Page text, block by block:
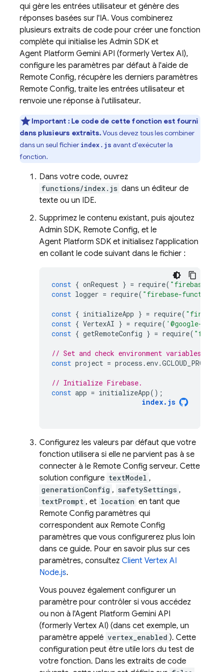
qui gère les entrées utilisateur et génère des
réponses basées sur l'IA. Vous combinerez
plusieurs extraits de code pour créer une fonction
complète qui initialise les Admin SDK et
Agent Platform Gemini API (formerly Vertex AI),
configure les paramètres par défaut à l'aide de
Remote Config, récupère les derniers paramètres
Remote Config, traite les entrées utilisateur et
renvoie une réponse à l'utilisateur.
Important : Le code de cette fonction est fourni
dans plusieurs extraits.Vous devez tous les combiner
dans un seul fichier index.js avant d'exécuter la
fonction.
Dans votre code, ouvrez
functions/index.js dans un éditeur de
texte ou un IDE.
Supprimez le contenu existant, puis ajoutez
Admin SDK, Remote Config, et le
Agent Platform SDK et initialisez l'application
en collant le code suivant dans le fichier :
const { onRequest } = require( "firebase-
const logger = require( "firebase-
const { initializeApp } = require(
const { VertexAI } = require( '@google-
const { getRemoteConfig } = require(
// Set and check environment variables.
const project = process . env.GCLOUD_PROJECT
// Initialize Firebase.
const app = initializeApp();
index. js
Configurez les valeurs par défaut que votre
fonction utilisera si elle ne parvient pas à se
connecter à le Remote Config serveur. Cette
solution configure textModel ,
generationConfig , safetySettings ,
textPrompt , et location en tant que
Remote Config paramètres qui
correspondent aux Remote Config
paramètres que vous configurerez plus loin
dans ce guide. Pour en savoir plus sur ces
paramètres, consultez Client Vertex AI
Node.js.
Vous pouvez également configurer un
paramètre pour contrôler si vous accédez
ou non à l'Agent Platform Gemini API
(formerly Vertex AI) (dans cet exemple, un
paramètre appelé vertex_enabled ). Cette
configuration peut être utile lors du test de
votre fonction. Dans les extraits de code